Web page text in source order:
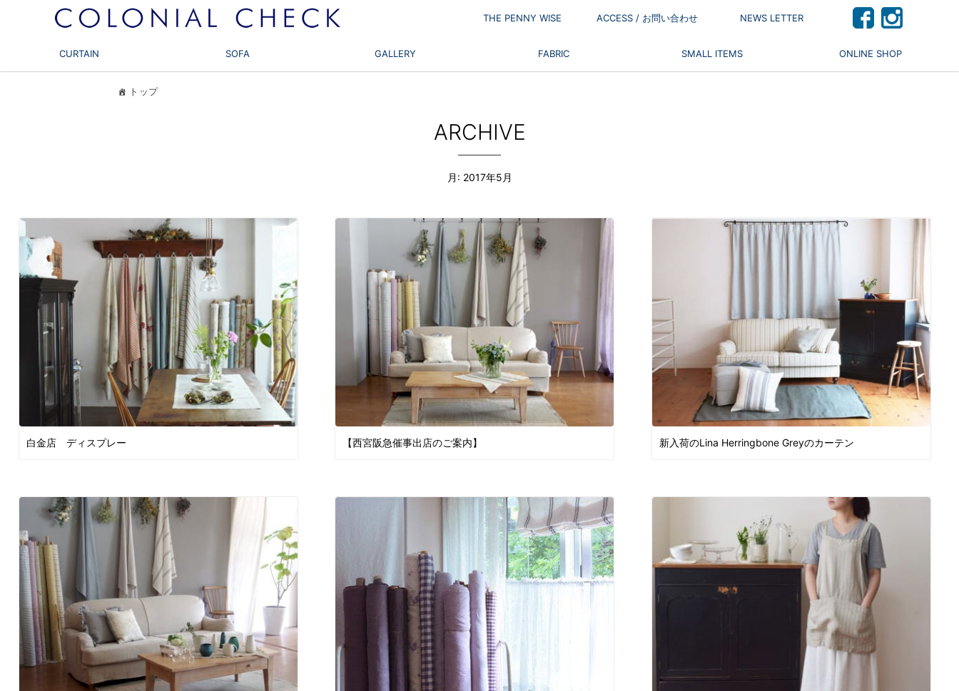
THE PENNY WISE ACCESS / お問い合わせ NEWS LETTER
CURTAIN SOFA GALLERY FABRIC SMALL ITEMS ONLINE SHOP
トップ
ARCHIVE
月: 2017年5月
白金店 ディスプレー 【西宮阪急催事出店のご案内】 新入荷のLina Herringbone Greyのカーテン